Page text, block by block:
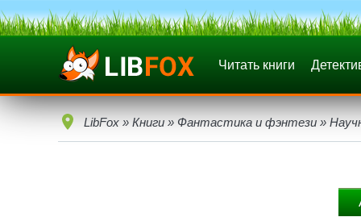
Читать книги
LibFox » Книги » Фантастика и фэнтези »